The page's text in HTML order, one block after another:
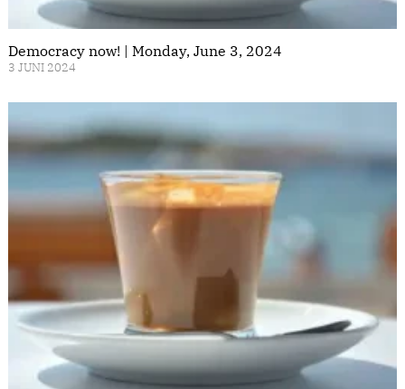
Democracy now! | Monday, June 3, 2024
3 JUNI 2024